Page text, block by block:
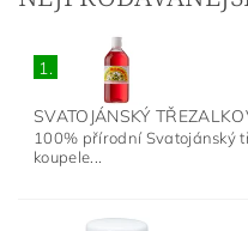
1.
SVATOJÁNSKÝ
100% přírodní Svatojánský
koupele...